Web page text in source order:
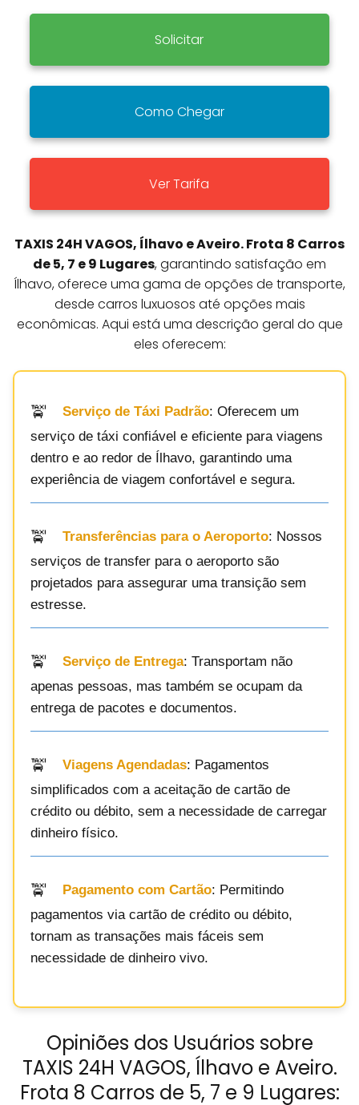
Solicitar
Como Chegar
Ver Tarifa
TAXIS 24H VAGOS, Ílhavo e Aveiro. Frota 8 Carros
de 5, 7 e 9 Lugares, garantindo satisfação em
Ílhavo, oferece uma gama de opções de transporte,
desde carros luxuosos até opções mais
econômicas. Aqui está uma descrição geral do que
eles oferecem:
Serviço de Táxi Padrão: Oferecem um
serviço de táxi confiável e eficiente para viagens
dentro e ao redor de Ílhavo, garantindo uma
experiência de viagem confortável e segura.
Transferências para o Aeroporto: Nossos
serviços de transfer para o aeroporto são
projetados para assegurar uma transição sem
estresse.
Serviço de Entrega: Transportam não
apenas pessoas, mas também se ocupam da
entrega de pacotes e documentos.
Viagens Agendadas: Pagamentos
simplificados com a aceitação de cartão de
crédito ou débito, sem a necessidade de carregar
dinheiro físico.
Pagamento com Cartão: Permitindo
pagamentos via cartão de crédito ou débito,
tornam as transações mais fáceis sem
necessidade de dinheiro vivo.
Opiniões dos Usuários sobre
TAXIS 24H VAGOS, Ílhavo e Aveiro.
Frota 8 Carros de 5, 7 e 9 Lugares: